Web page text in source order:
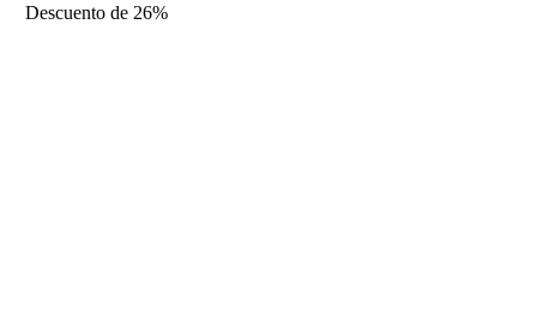
precios:
Descuento de 26%